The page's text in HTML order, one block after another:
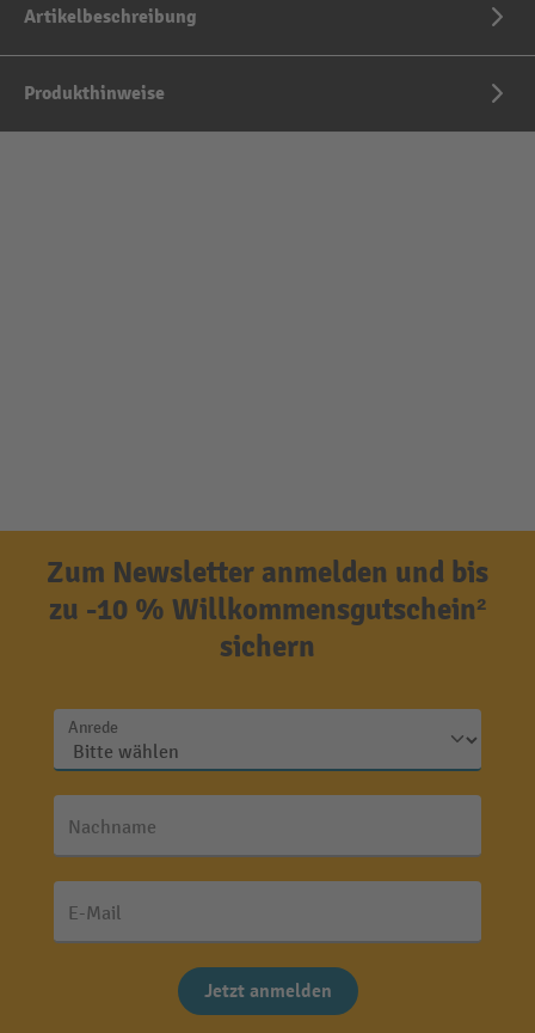
Artikelbeschreibung
Produkthinweise
Zum Newsletter anmelden und bis
zu -10 % Willkommensgutschein²
sichern
Anrede
Nachname
E-Mail
Jetzt anmelden